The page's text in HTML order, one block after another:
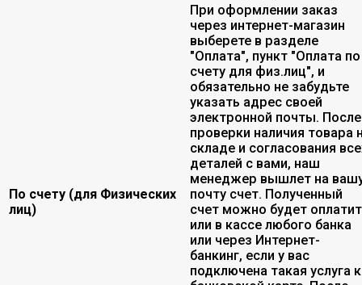
По счету (для Физических
лиц)
При оформлении заказ
через интернет-магазин
выберете в разделе
"Оплата", пункт "Оплата по
счету для физ.лиц", и
обязательно не забудьте
указать адрес своей
электронной почты. После
проверки наличия товара
складе и согласования
деталей с вами, наш
менеджер вышлет на
почту счет. Полученный
счет можно будет
или в кассе любого банка
или через Интернет-
банкинг, если у вас
подключена такая услуга к